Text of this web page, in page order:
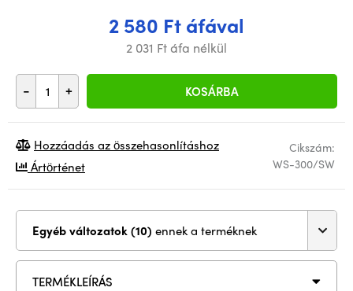
2 580 Ft áfával
2 031 Ft áfa nélkül
- + KOSÁRBA
Cikszám:
WS-300/SW
Hozzáadás az összehasonlításhoz
Ártörténet
Egyéb változatok (10) ennek a terméknek
TERMÉKLEÍRÁS